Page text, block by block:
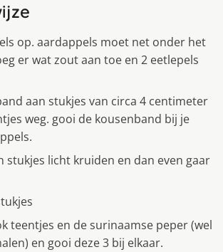
op. aardappels moet net onder het
er wat zout aan toe en 2 eetlepels
aan stukjes van circa 4 centimeter
weg. gooi de kousenband bij je
stukjes licht kruiden en dan even gaar
teentjes en de surinaamse peper (wel
en gooi deze 3 bij elkaar.